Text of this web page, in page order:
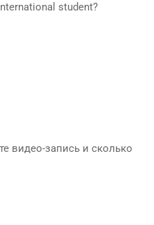
student?
видео-запись и сколько